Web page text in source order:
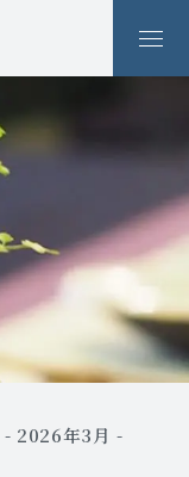
- 2026年3月 -